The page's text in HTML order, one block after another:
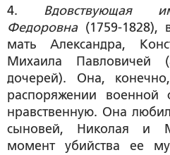
4. Вдовствующая
Федоровна(1759-1828),
мать Александра,
Михаила Павловичей
дочерей). Она,
распоряжении
нравственную. Она
сыновей, Николая и
момент убийства ее